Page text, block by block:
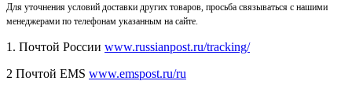
Для уточнения условий доставки других товаров, просьба связываться с нашими
менеджерами по телефонам указанным на сайте.
1. Почтой России www.russianpost.ru/tracking/
2 Почтой EMS www.emspost.ru/ru